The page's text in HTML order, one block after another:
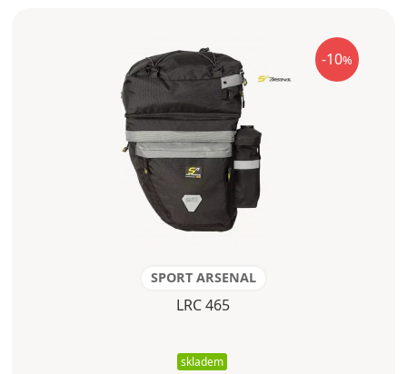
-10%
SPORT ARSENAL
LRC 465
skladem